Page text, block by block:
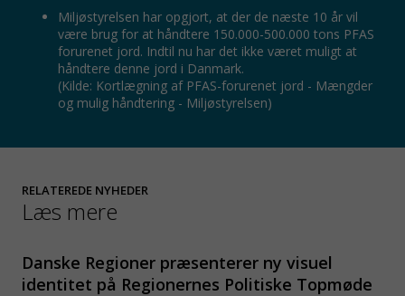
Miljøstyrelsen har opgjort, at der de næste 10 år vil
være brug for at håndtere 150.000-500.000 tons PFAS
forurenet jord. Indtil nu har det ikke været muligt at
håndtere denne jord i Danmark.
(Kilde: Kortlægning af PFAS-forurenet jord - Mængder
og mulig håndtering - Miljøstyrelsen)
RELATEREDE NYHEDER
Læs mere
Danske Regioner præsenterer ny visuel
identitet på Regionernes Politiske Topmøde